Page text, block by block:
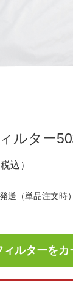
ルター50
税込）
送（単品注文時）